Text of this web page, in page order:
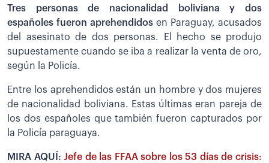
Tres personas de nacionalidad boliviana y dos
españoles fueron aprehendidos en Paraguay, acusados
del asesinato de dos personas. El hecho se produjo
supuestamente cuando se iba a realizar la venta de oro,
según la Policía.
Entre los aprehendidos están un hombre y dos mujeres
de nacionalidad boliviana. Estas últimas eran pareja de
los dos españoles que también fueron capturados por
la Policía paraguaya.
MIRA AQUÍ: Jefe de las FFAA sobre los 53 días de crisis: